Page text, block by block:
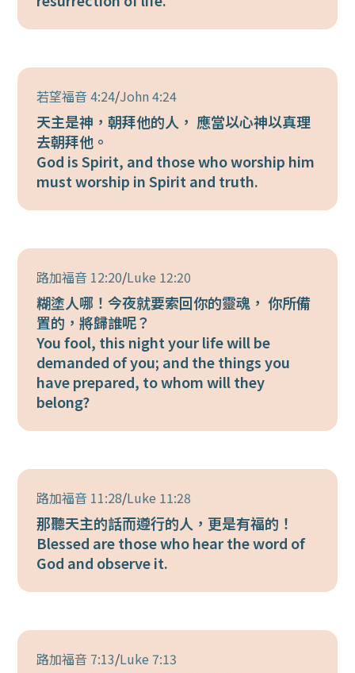
若望福音 4:24/John 4:24
天主是神，朝拜他的人， 應當以心神以真理
去朝拜他。
God is Spirit, and those who worship him
must worship in Spirit and truth.
路加福音 12:20/Luke 12:20
糊塗人哪！今夜就要索回你的靈魂， 你所備
置的，將歸誰呢？
You fool, this night your life will be
demanded of you; and the things you
have prepared, to whom will they
belong?
路加福音 11:28/Luke 11:28
那聽天主的話而遵行的人，更是有福的！
Blessed are those who hear the word of
God and observe it.
路加福音 7:13/Luke 7:13